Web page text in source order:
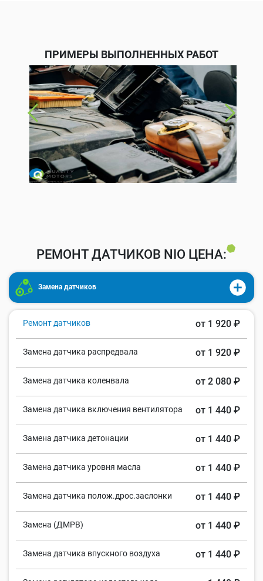
ПРИМЕРЫ ВЫПОЛНЕННЫХ РАБОТ
РЕМОНТ ДАТЧИКОВ NIO ЦЕНА:
Замена датчиков
Ремонт датчиков от 1 920 ₽
Замена датчика распредвала от 1 920 ₽
Замена датчика коленвала от 2 080 ₽
Замена датчика включения вентилятора от 1 440 ₽
Замена датчика детонации от 1 440 ₽
Замена датчика уровня масла от 1 440 ₽
Замена датчика полож.дрос.заслонки от 1 440 ₽
Замена (ДМРВ) от 1 440 ₽
Замена датчика впускного воздуха от 1 440 ₽